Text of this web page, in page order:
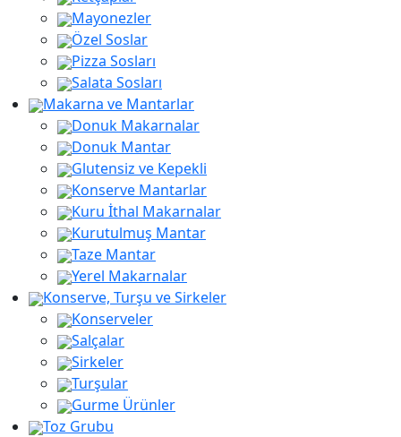
Mayonezler
Özel Soslar
Pizza Sosları
Salata Sosları
Makarna ve Mantarlar
Donuk Makarnalar
Donuk Mantar
Glutensiz ve Kepekli
Konserve Mantarlar
Kuru İthal Makarnalar
Kurutulmuş Mantar
Taze Mantar
Yerel Makarnalar
Konserve, Turşu ve Sirkeler
Konserveler
Salçalar
Sirkeler
Turşular
Gurme Ürünler
Toz Grubu